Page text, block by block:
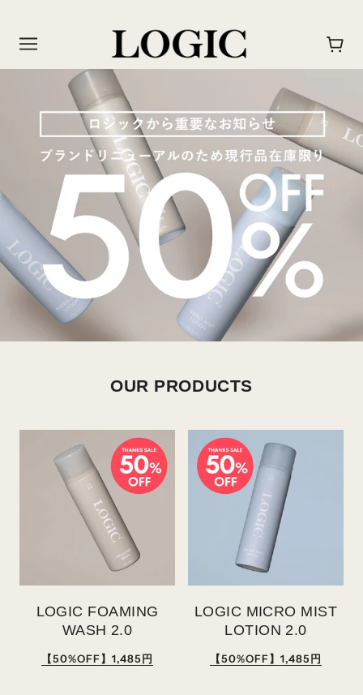
OUR PRODUCTS
LOGIC FOAMING
WASH 2.0
【50%OFF】1,485円
LOGIC MICRO MIST
LOTION 2.0
【50%OFF】1,485円